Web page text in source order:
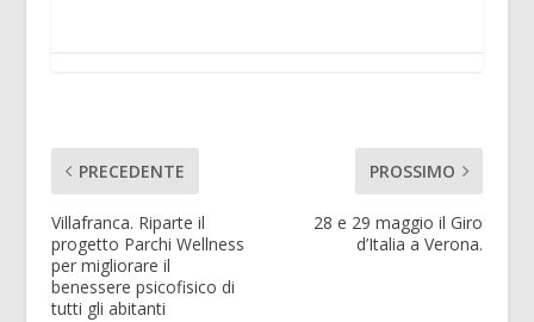
PRECEDENTE
Villafranca. Riparte il
progetto Parchi Wellness
per migliorare il
benessere psicofisico di
tutti gli abitanti
PROSSIMO
28 e 29 maggio il Giro
d’Italia a Verona.